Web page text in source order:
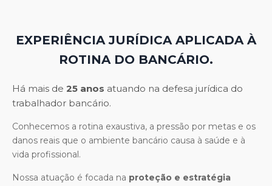
EXPERIÊNCIA JURÍDICA APLICADA À
ROTINA DO BANCÁRIO.
Há mais de 25 anos atuando na defesa jurídica do
trabalhador bancário.
Conhecemos a rotina exaustiva, a pressão por metas e os
danos reais que o ambiente bancário causa à saúde e à
vida profissional.
Nossa atuação é focada na proteção e estratégia